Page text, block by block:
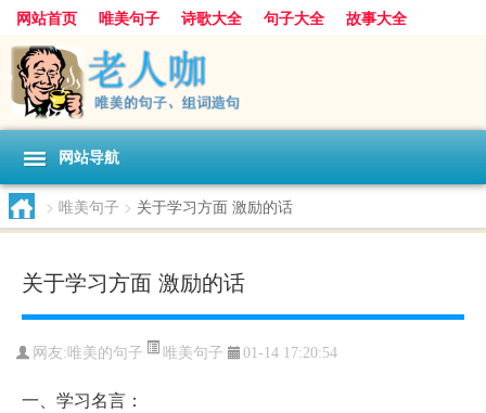
网站首页 唯美句子 诗歌大全 句子大全
故事大全
人生感悟
其他美文 美文欣赏
感人故事
句子分类
网站导航
> 唯美句子 > 关于学习方面 激励的话
关于学习方面 激励的话
网友: 唯美的句子 唯美句子 01-14 17:20:54
一、学习名言：